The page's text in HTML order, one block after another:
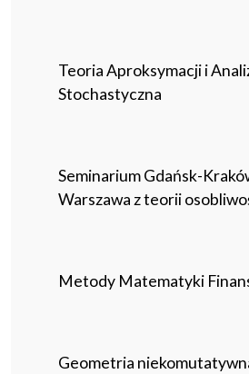
Teoria Aproksymacji i
Stochastyczna
Seminarium Gdańsk-
Warszawa z teorii
Metody Matematyki
Geometria